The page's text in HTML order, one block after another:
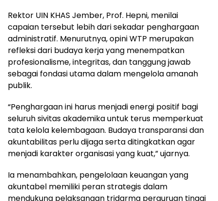
Rektor UIN KHAS Jember, Prof. Hepni, menilai
capaian tersebut lebih dari sekadar penghargaan
administratif. Menurutnya, opini WTP merupakan
refleksi dari budaya kerja yang menempatkan
profesionalisme, integritas, dan tanggung jawab
sebagai fondasi utama dalam mengelola amanah
publik.
“Penghargaan ini harus menjadi energi positif bagi
seluruh sivitas akademika untuk terus memperkuat
tata kelola kelembagaan. Budaya transparansi dan
akuntabilitas perlu dijaga serta ditingkatkan agar
menjadi karakter organisasi yang kuat,” ujarnya.
Ia menambahkan, pengelolaan keuangan yang
akuntabel memiliki peran strategis dalam
mendukung pelaksanaan tridarma perguruan tinggi